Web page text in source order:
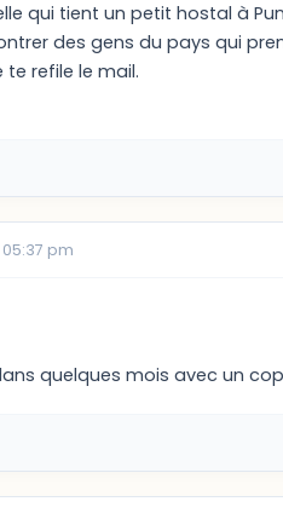
qui tient un petit hostal à
des gens du pays qui
te refile le mail.
pm
quelques mois avec un